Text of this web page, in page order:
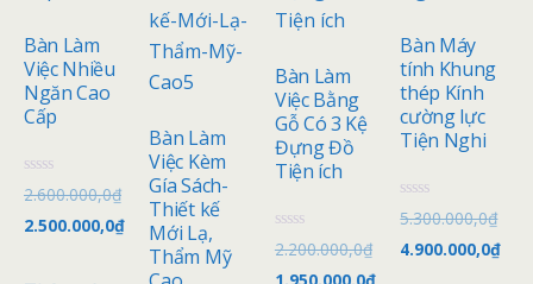
Bàn Làm
Việc Nhiều
Ngăn Cao
Cấp
Đ
ư
ợ
c
p
2.600.000,0₫
2.500.000,0₫
Bàn Làm
Việc Kèm
Gía Sách-
Thiết kế
Mới Lạ,
Thẩm Mỹ
Bàn Làm
Việc Bằng
Gỗ Có 3 Kệ
Đựng Đồ
Tiện ích
Đ
ư
ợ
2.200.000,0₫
Bàn Máy
tính Khung
thép Kính
cường lực
Tiện Nghi
Đ
ư
ợ
c
5.300.000,0₫
4.900.000,0₫